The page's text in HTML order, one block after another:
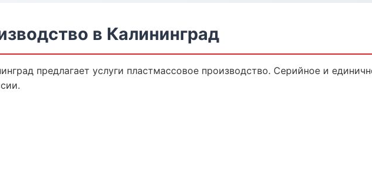
в Калининград
предлагает услуги пластмассовое производство. Серийное и